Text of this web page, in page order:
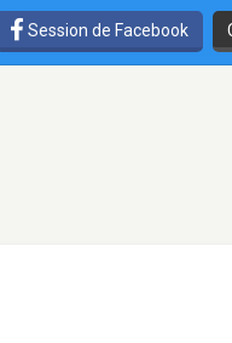
Session de Facebook